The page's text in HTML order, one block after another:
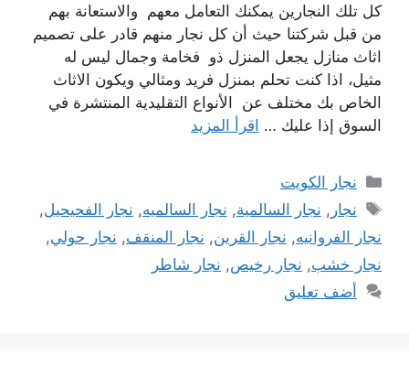
كل تلك النجارين يمكنك التعامل معهم والاستعانة بهم
من قبل شركتنا حيث أن كل نجار منهم قادر على تصميم
اثاث منازل يجعل المنزل ذو فخامة وجمال ليس له
مثيل، اذا كنت تحلم بمنزل فريد ومثالي ويكون الاثاث
الخاص بك مختلف عن الأنواع التقليدية المنتشرة في
السوق إذا عليك … اقرأ المزيد
التصنيفات
نجار الكويت
الوسوم
نجار , نجار السالمية, نجار السالميه, نجار الفحيحيل,
نجار الفروانيه, نجار القرين, نجار المنقف, نجار حولي,
نجار خشب, نجار رخيص, نجار شاطر
أضف تعليق